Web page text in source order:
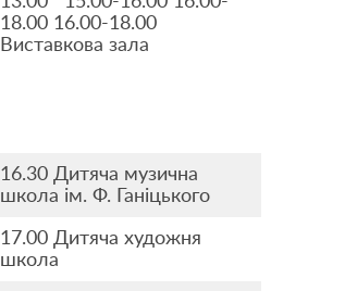
18.00 16.00-18.00
Виставкова зала
16.30 Дитяча музична
школа ім. Ф. Ганіцького
17.00 Дитяча художня
школа